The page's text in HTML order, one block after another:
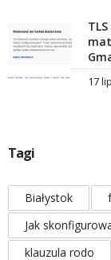
17
Tagi
Białystok
Jak
klauzula rodo